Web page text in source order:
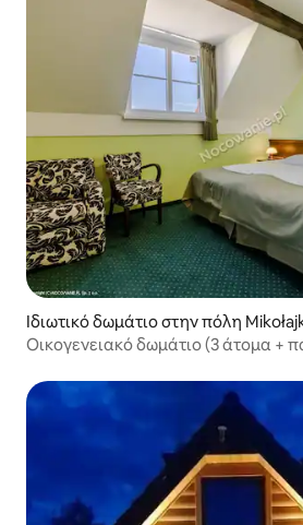
Ιδιωτικό δωμάτιο στην πόλη
Οικογενειακό δωμάτιο (3 άτομα +